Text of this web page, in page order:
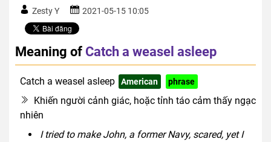
Zesty Y 2021-05-15 10:05
Meaning of Catch a weasel asleep
Catch a weasel asleep American phrase
Khiến người cảnh giác, hoặc tỉnh táo cảm thấy ngạc
nhiên
I tried to make John, a former Navy, scared, yet I